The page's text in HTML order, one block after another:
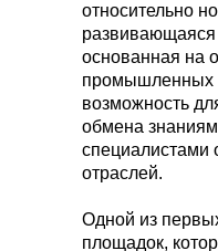
относительно
основанная на
промышленных
возможность
обмена
специалистами
отраслей.
Одной из
площадок,